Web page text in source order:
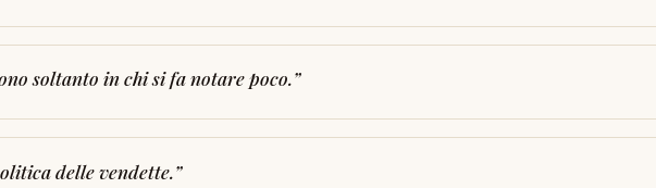
soltanto in chi si fa notare poco.”
delle vendette.”